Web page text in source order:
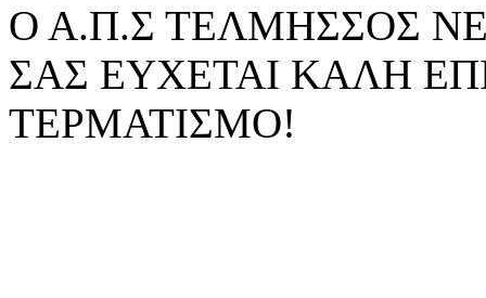
Ο Α.Π.Σ ΤΕΛΜΗΣΣΟΣ
ΣΑΣ ΕΥΧΕΤΑΙ ΚΑΛΗ
ΤΕΡΜΑΤΙΣΜΟ!